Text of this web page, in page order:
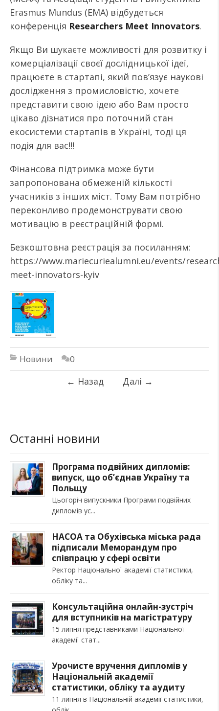
Erasmus Mundus (EMA) відбудеться
конференція Researchers Meet Innovators.
Якщо Ви шукаєте можливості для розвитку і
комерціалізації своєї дослідницької ідеї,
працюєте в стартапі, який пов’язує наукові
дослідження з промисловістю, хочете
представити свою ідею або Вам просто
цікаво дізнатися про поточний стан
екосистеми стартапів в Україні, тоді ця
подія для вас!!!
Фінансова підтримка може бути
запропонована обмеженій кількості
учасників з інших міст. Тому Вам потрібно
переконливо продемонструвати свою
мотивацію в реєстраційній формі.
Безкоштовна реєстрація за посиланням:
https://www.mariecuriealumni.eu/events/
meet-innovators-kyiv
Новини 0
← Назад Далі →
Останні новини
Програма подвійних дипломів:
випуск, що об’єднав Україну та
Польщу
Цьогоріч випускники Програми подвійних
дипломів ус
НАСОА та Обухівська міська рада
підписали Меморандум про
співпрацю у сфері освіти
Ректор Національної академії статистики,
обліку та
Консультаційна онлайн-зустріч
для вступників на магістратуру
15 липня представниками Національної
академії стат
Урочисте вручення дипломів у
Національній академії
статистики, обліку та аудиту
11 липня в Національній академії статистики,